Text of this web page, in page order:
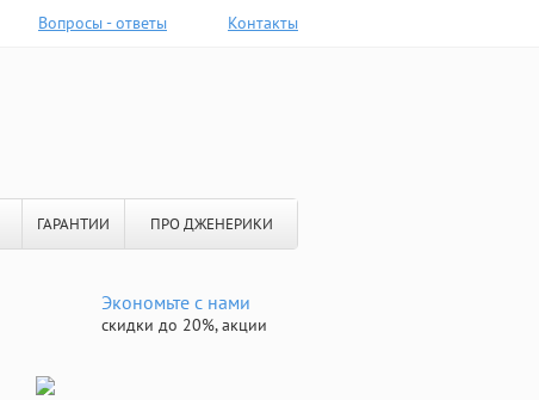
Вопросы - ответы Контакты
ГАРАНТИИ ПРО ДЖЕНЕРИКИ
Экономьте с нами
скидки до 20%, акции